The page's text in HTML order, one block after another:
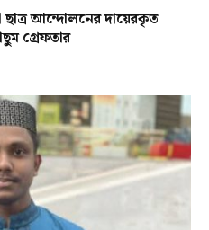
ছাত্র আন্দোলনের দায়েরকৃত
গ্রেফতার